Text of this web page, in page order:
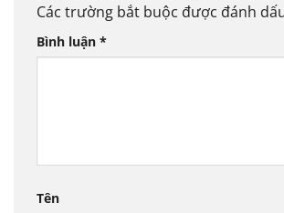
Các trường bắt buộc được đánh
Bình luận *
Tên